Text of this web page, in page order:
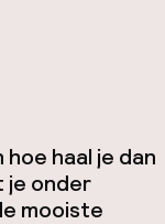
haal je dan
je onder
mooiste